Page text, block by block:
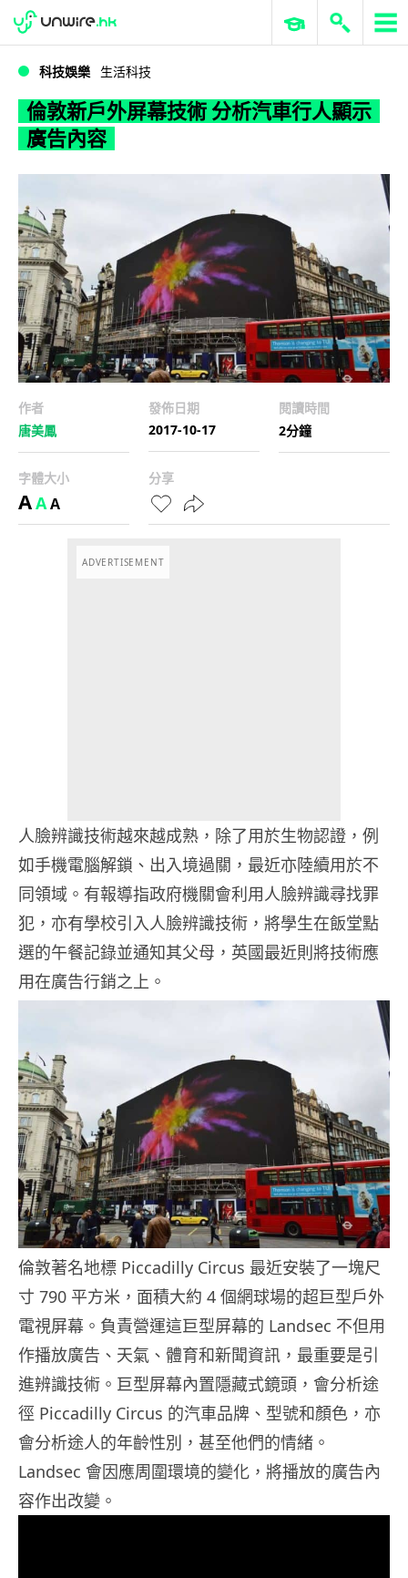
WWDC 2026 ERP 與商業 AI
科技娛樂 生活科技
倫敦新戶外屏幕技術 分析汽車行人顯示
廣告內容
作者
唐美鳳
發佈日期
2017-10-17
閱讀時間
2分鐘
字體大小
AAA
分享
ADVERTISEMENT
人臉辨識技術越來越成熟，除了用於生物認證，例
如手機電腦解鎖、出入境過關，最近亦陸續用於不
同領域。有報導指政府機關會利用人臉辨識尋找罪
犯，亦有學校引入人臉辨識技術，將學生在飯堂點
選的午餐記錄並通知其父母，英國最近則將技術應
用在廣告行銷之上。
倫敦著名地標 Piccadilly Circus 最近安裝了一塊尺
寸 790 平方米，面積大約 4 個網球場的超巨型戶外
電視屏幕。負責營運這巨型屏幕的 Landsec 不但用
作播放廣告、天氣、體育和新聞資訊，最重要是引
進辨識技術。巨型屏幕內置隱藏式鏡頭，會分析途
徑 Piccadilly Circus 的汽車品牌、型號和顏色，亦
會分析途人的年齡性別，甚至他們的情緒。
Landsec 會因應周圍環境的變化，將播放的廣告內
容作出改變。